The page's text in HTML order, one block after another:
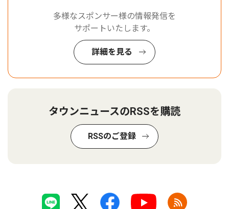
多様なスポンサー様の情報発信を
サポートいたします。
詳細を見る
タウンニュースのRSSを購読
RSSのご登録